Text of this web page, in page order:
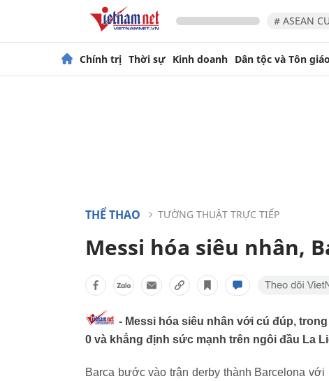
# ASEAN
Chính trị Thời sự Kinh doanh Dân tộc và Tôn giáo
THỂ THAO TƯỜNG THUẬT TRỰC TIẾP
Messi hóa siêu nhân,
- Messi hóa siêu nhân với cú đúp,
0 và khẳng định sức mạnh trên ngôi đầu La
Barca bước vào trận derby thành Barcelona